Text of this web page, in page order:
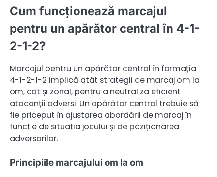
Cum funcționează marcajul
pentru un apărător central în 4-1-
2-1-2?
Marcajul pentru un apărător central în formația
4-1-2-1-2 implică atât strategii de marcaj om la
om, cât și zonal, pentru a neutraliza eficient
atacanții adversi. Un apărător central trebuie să
fie priceput în ajustarea abordării de marcaj în
funcție de situația jocului și de poziționarea
adversarilor.
Principiile marcajului om la om